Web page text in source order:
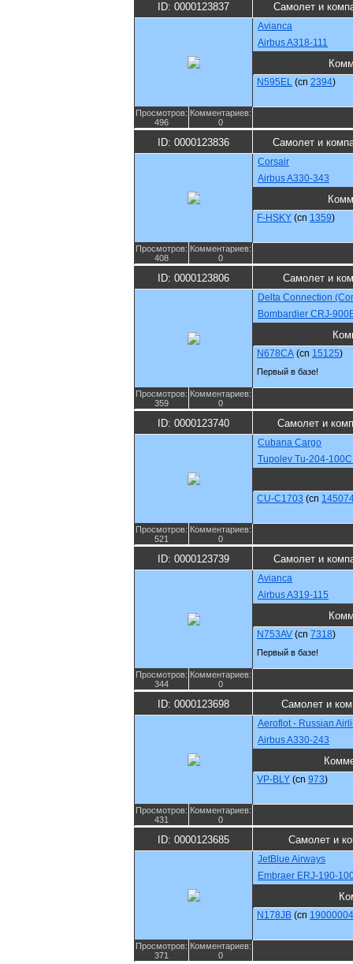
ID: 0000123837 Самолет и
Avianca
Airbus A318-111
N595EL (cn 2394)
Просмотров:
496
Комментариев:
0
ID: 0000123836 Самолет и
Corsair
Airbus A330-343
F-HSKY (cn 1359)
Просмотров:
408
Комментариев:
0
ID: 0000123806 Самолет и
Delta Connection
Bombardier CRJ-
N678CA (cn 15125)
Первый в базе!
Просмотров:
359
Комментариев:
0
ID: 0000123740 Самолет и
Cubana Cargo
Tupolev Tu-204-
CU-C1703 (cn
Просмотров:
521
Комментариев:
0
ID: 0000123739 Самолет и
Avianca
Airbus A319-115
N753AV (cn 7318)
Первый в базе!
Просмотров:
344
Комментариев:
0
ID: 0000123698 Самолет и
Aeroflot - Russian
Airbus A330-243
VP-BLY (cn 973)
Просмотров:
431
Комментариев:
0
ID: 0000123685 Самолет и
JetBlue Airways
Embraer ERJ-190-
N178JB (cn 19000004
Просмотров:
371
Комментариев:
0